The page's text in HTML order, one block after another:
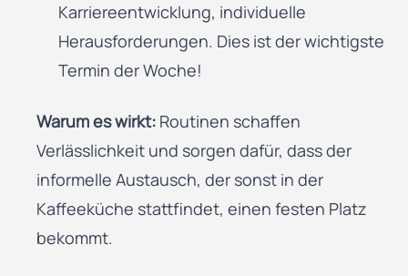
Karriereentwicklung, individuelle
Herausforderungen. Dies ist der wichtigste
Termin der Woche!
Warum es wirkt: Routinen schaffen
Verlässlichkeit und sorgen dafür, dass der
informelle Austausch, der sonst in der
Kaffeeküche stattfindet, einen festen Platz
bekommt.